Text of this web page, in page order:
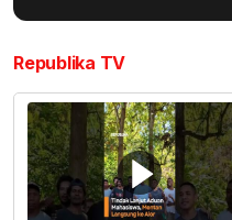
Republika TV